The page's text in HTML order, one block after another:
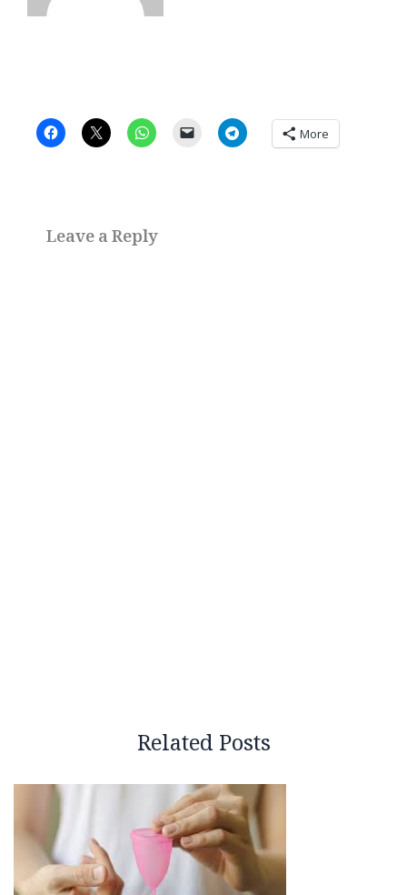
More
Leave a Reply
Related Posts